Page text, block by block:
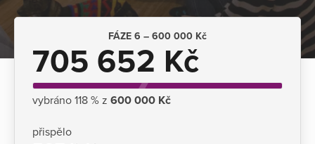
FÁZE 6 – 600 000 Kč
705 652 Kč
vybráno 118 % z 600 000 Kč
přispělo